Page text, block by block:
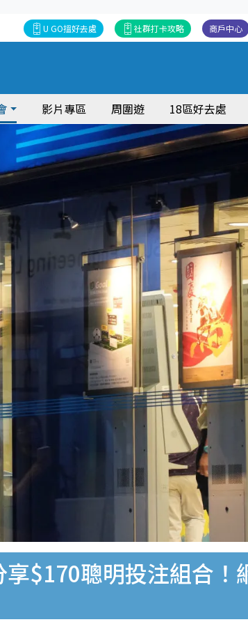
商戶中心
社群打卡攻略
U GO搵好去處
影片專區 周圍遊 18區好去處
$170聰明投注組合！